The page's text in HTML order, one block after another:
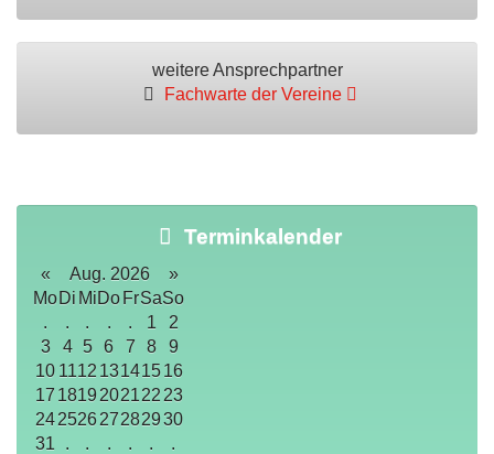
weitere Ansprechpartner
Fachwarte der Vereine
Terminkalender
« Aug. 2026
»
MoDi MiDo FrSaSo
.
. . . . 1
2
3
4 5 6 7 8
9
10 1112 13141516
17 1819 202122 23
24252627282930
31
. . . . .
.